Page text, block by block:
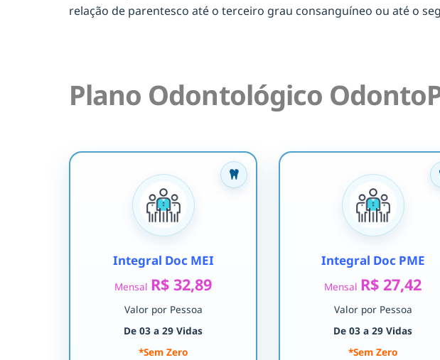
relação de parentesco até o terceiro grau consanguíneo ou até o
Plano Odontológico
Integral Doc MEI
Mensal R$ 32,89
Valor por Pessoa
De 03 a 29 Vidas
*Sem Zero
Integral Doc PME
Mensal R$ 27,42
Valor por Pessoa
De 03 a 29 Vidas
*Sem Zero